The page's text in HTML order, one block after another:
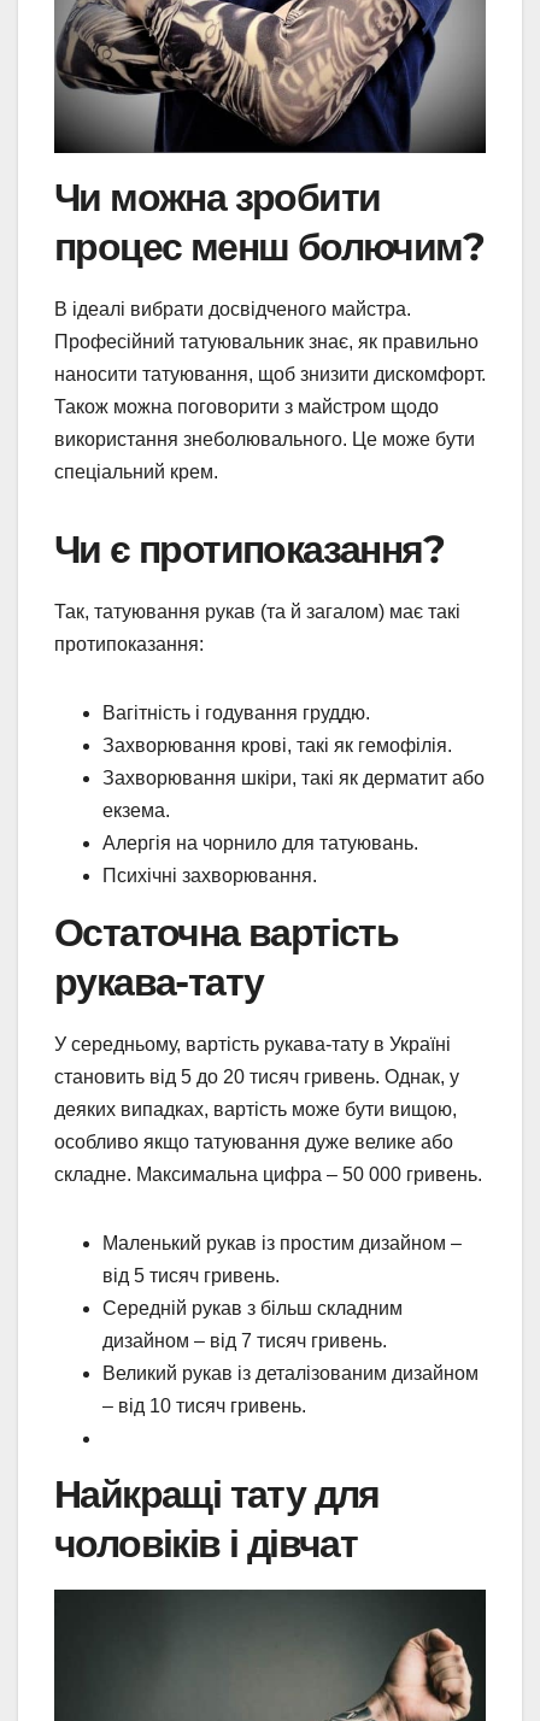
Чи можна зробити
процес менш болючим?
В ідеалі вибрати досвідченого майстра.
Професійний татуювальник знає, як правильно
наносити татуювання, щоб знизити дискомфорт.
Також можна поговорити з майстром щодо
використання знеболювального. Це може бути
спеціальний крем.
Чи є протипоказання?
Так, татуювання рукав (та й загалом) має такі
протипоказання:
Вагітність і годування груддю.
Захворювання крові, такі як гемофілія.
Захворювання шкіри, такі як дерматит або
екзема.
Алергія на чорнило для татуювань.
Психічні захворювання.
Остаточна вартість
рукава-тату
У середньому, вартість рукава-тату в Україні
становить від 5 до 20 тисяч гривень. Однак, у
деяких випадках, вартість може бути вищою,
особливо якщо татуювання дуже велике або
складне. Максимальна цифра – 50 000 гривень.
Маленький рукав із простим дизайном –
від 5 тисяч гривень.
Середній рукав з більш складним
дизайном – від 7 тисяч гривень.
Великий рукав із деталізованим дизайном
– від 10 тисяч гривень.
Найкращі тату для
чоловіків і дівчат